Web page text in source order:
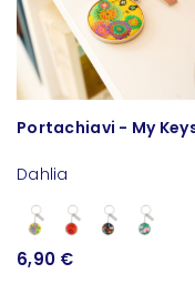
Portachiavi - My
Dahlia
6,90 €